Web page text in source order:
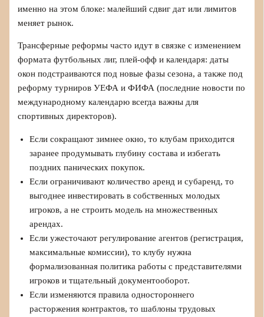
именно на этом блоке: малейший сдвиг дат или лимитов
меняет рынок.
Трансферные реформы часто идут в связке с изменением
формата футбольных лиг, плей‑офф и календаря: даты
окон подстраиваются под новые фазы сезона, а также под
реформу турниров УЕФА и ФИФА (последние новости по
международному календарю всегда важны для
спортивных директоров).
Если сокращают зимнее окно, то клубам приходится
заранее продумывать глубину состава и избегать
поздних панических покупок.
Если ограничивают количество аренд и субаренд, то
выгоднее инвестировать в собственных молодых
игроков, а не строить модель на множественных
арендах.
Если ужесточают регулирование агентов (регистрация,
максимальные комиссии), то клубу нужна
формализованная политика работы с представителями
игроков и тщательный документооборот.
Если изменяются правила одностороннего
расторжения контрактов, то шаблоны трудовых